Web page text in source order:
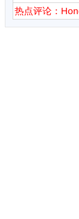
热点评论：